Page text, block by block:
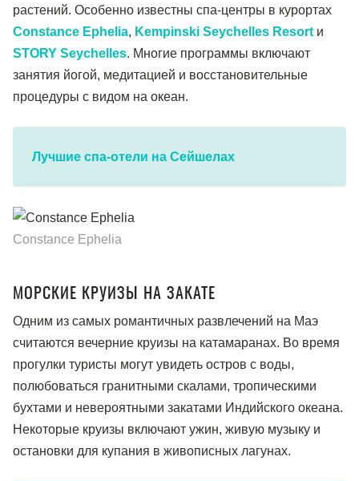
растений. Особенно известны спа-центры в курортах
Constance Ephelia, Kempinski Seychelles Resort и
STORY Seychelles. Многие программы включают
занятия йогой, медитацией и восстановительные
процедуры с видом на океан.
Лучшие спа-отели на Сейшелах
Constance Ephelia
МОРСКИЕ КРУИЗЫ НА ЗАКАТЕ
Одним из самых романтичных развлечений на Маэ
считаются вечерние круизы на катамаранах. Во время
прогулки туристы могут увидеть остров с воды,
полюбоваться гранитными скалами, тропическими
бухтами и невероятными закатами Индийского океана.
Некоторые круизы включают ужин, живую музыку и
остановки для купания в живописных лагунах.